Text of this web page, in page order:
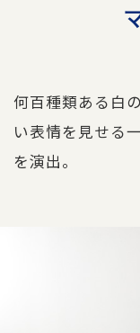
何百種類ある白
い表情を見せる
を演出。